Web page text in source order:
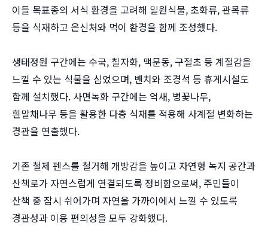
이들 목표종의 서식 환경을 고려해 밀원식물, 초화류, 관목류
등을 식재하고 은신처와 먹이 환경을 함께 조성했다.
생태정원 구간에는 수국, 칠자화, 맥문동, 구절초 등 계절감을
느낄 수 있는 식물을 심었으며, 벤치와 조경석 등 휴게시설도
함께 설치했다. 사면녹화 구간에는 억새, 병꽃나무,
흰말채나무 등을 활용한 다층 식재를 적용해 사계절 변화하는
경관을 연출했다.
기존 철제 펜스를 철거해 개방감을 높이고 자연형 녹지 공간과
산책로가 자연스럽게 연결되도록 정비함으로써, 주민들이
산책 중 잠시 쉬어가며 자연을 가까이에서 느낄 수 있도록
경관성과 이용 편의성을 모두 강화했다.